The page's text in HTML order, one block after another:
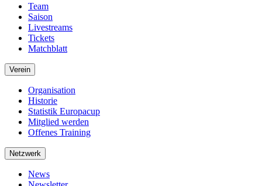
Team
Saison
Livestreams
Tickets
Matchblatt
Verein
Organisation
Historie
Statistik Europacup
Mitglied werden
Offenes Training
Netzwerk
News